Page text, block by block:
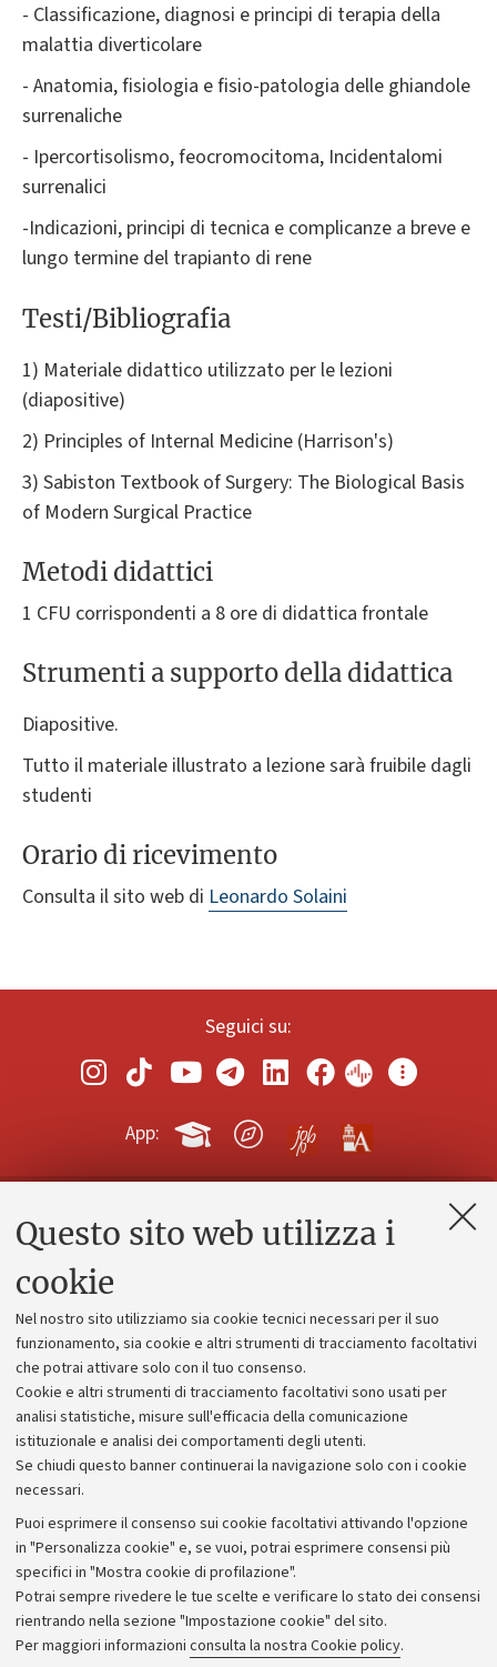
Questo sito web utilizza i
cookie
Nel nostro sito utilizziamo sia cookie tecnici necessari per il suo
funzionamento, sia cookie e altri strumenti di tracciamento facoltativi
che potrai attivare solo con il tuo consenso.
Cookie e altri strumenti di tracciamento facoltativi sono usati per
analisi statistiche, misure sull'efficacia della comunicazione
istituzionale e analisi dei comportamenti degli utenti.
Se chiudi questo banner continuerai la navigazione solo con i cookie
necessari.
Puoi esprimere il consenso sui cookie facoltativi attivando l'opzione
in "Personalizza cookie" e, se vuoi, potrai esprimere consensi più
specifici in "Mostra cookie di profilazione".
Potrai sempre rivedere le tue scelte e verificare lo stato dei consensi
rientrando nella sezione "Impostazione cookie" del sito.
Per maggiori informazioni consulta la nostra Cookie policy.
- Classificazione, diagnosi e principi di terapia della
malattia diverticolare
- Anatomia, fisiologia e fisio-patologia delle ghiandole
surrenaliche
- Ipercortisolismo, feocromocitoma, Incidentalomi
surrenalici
-Indicazioni, principi di tecnica e complicanze a breve e
lungo termine del trapianto di rene
Testi/Bibliografia
1) Materiale didattico utilizzato per le lezioni
(diapositive)
2) Principles of Internal Medicine (Harrison's)
3) Sabiston Textbook of Surgery: The Biological Basis
of Modern Surgical Practice
Metodi didattici
1 CFU corrispondenti a 8 ore di didattica frontale
Strumenti a supporto della didattica
Diapositive.
Tutto il materiale illustrato a lezione sarà fruibile dagli
studenti
Orario di ricevimento
Consulta il sito web di Leonardo Solaini
Seguici su:
App:
Contatti e PEC
Alumni community
Piano strategico
Bilanci
Donazioni e 5x1000
Bandi, gare e concorsi
Albo online
Amministrazione trasparente
Atti di notifica